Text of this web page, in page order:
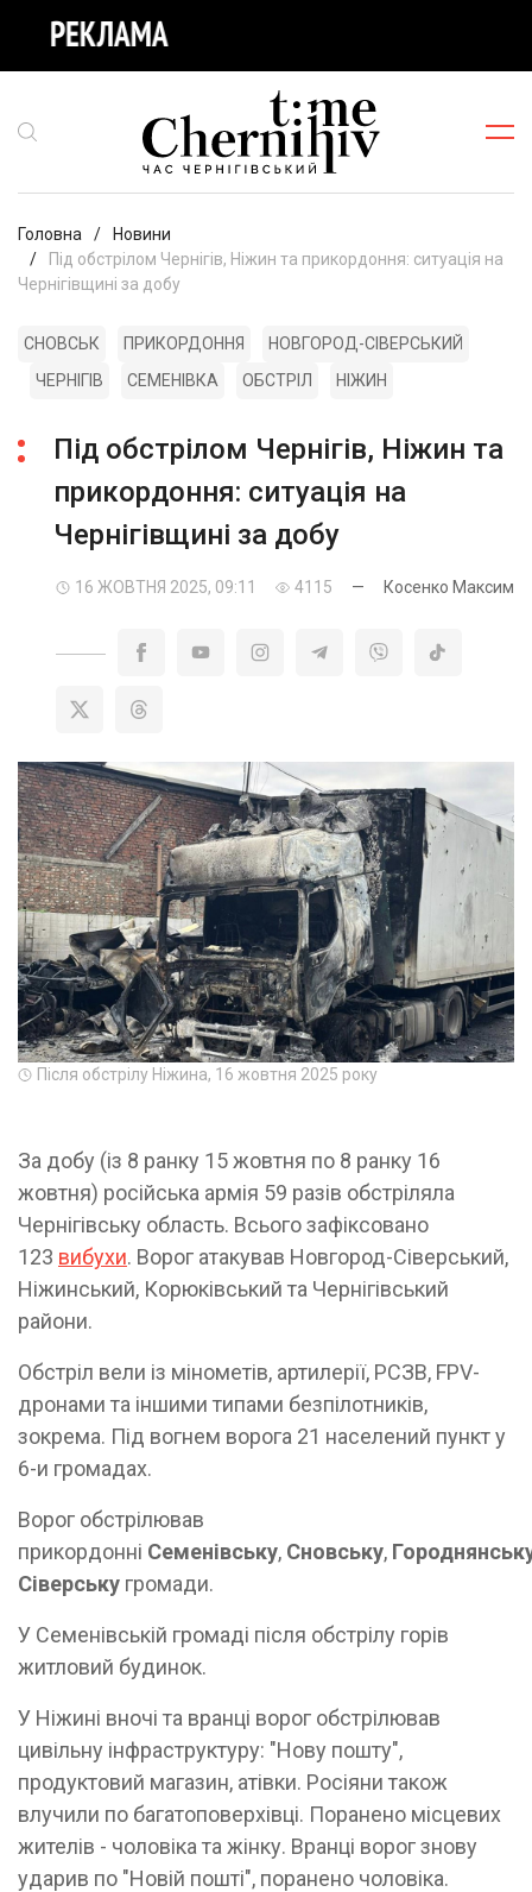
Головна
Новини
Під обстрілом Чернігів, Ніжин та прикордоння: ситуація на
Чернігівщині за добу
СНОВСЬК ПРИКОРДОННЯ
НОВГОРОД-СІВЕРСЬКИЙ
ЧЕРНІГІВ
СЕМЕНІВКА ОБСТРІЛ НІЖИН
Під обстрілом Чернігів, Ніжин та
прикордоння: ситуація на
Чернігівщині за добу
16 ЖОВТНЯ 2025, 09:11 4115 — Косенко Максим
Після обстрілу Ніжина, 16 жовтня 2025 року
За добу (із 8 ранку 15 жовтня по 8 ранку 16
жовтня) російська армія 59 разів обстріляла
Чернігівську область. Всього зафіксовано
123 вибухи. Ворог атакував Новгород-Сіверський,
Ніжинський, Корюківський та Чернігівський
райони.
Обстріл вели із мінометів, артилерії, РСЗВ, FPV-
дронами та іншими типами безпілотників,
зокрема. Під вогнем ворога 21 населений пункт у
6-и громадах.
Ворог обстрілював
прикордонні Семенівську, Сновську,
Сіверську громади.
У Семенівській громаді після обстрілу горів
житловий будинок.
У Ніжині вночі та вранці ворог обстрілював
цивільну інфраструктуру: "Нову пошту",
продуктовий магазин, атівки. Росіяни також
влучили по багатоповерхівці. Поранено місцевих
жителів - чоловіка та жінку. Вранці ворог знову
ударив по "Новій пошті", поранено чоловіка.